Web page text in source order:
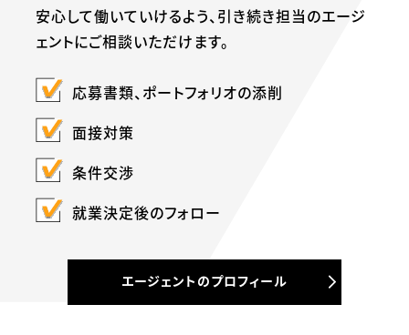
安心して働いていけるよう、 引き続き担当のエージ
ェントにご相談いただけます。
応募書類、ポートフォリオの添削
面接対策
条件交渉
就業決定後のフォロー
エージェントのプロフィール